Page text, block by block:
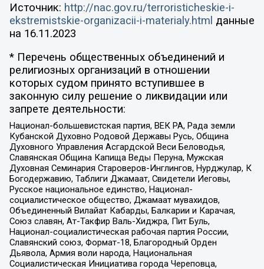
Источник: http://nac.gov.ru/terroristicheskie-i-
ekstremistskie-organizacii-i-materialy.html данные
на 16.11.2023
* Перечень общественных объединений и
религиозных организаций в отношении
которых судом принято вступившее в
законную силу решение о ликвидации или
запрете деятельности:
Национал-большевистская партия, ВЕК РА, Рада земли
Кубанской Духовно Родовой Державы Русь, Община
Духовного Управления Асгардской Веси Беловодья,
Славянская Община Капища Веды Перуна, Мужская
Духовная Семинария Староверов-Инглингов, Нурджулар, К
Богодержавию, Таблиги Джамаат, Свидетели Иеговы,
Русское национальное единство, Национал-
социалистическое общество, Джамаат мувахидов,
Объединенный Вилайат Кабарды, Балкарии и Карачая,
Союз славян, Ат-Такфир Валь-Хиджра, Пит Буль,
Национал-социалистическая рабочая партия России,
Славянский союз, Формат-18, Благородный Орден
Дьявола, Армия воли народа, Национальная
Социалистическая Инициатива города Череповца,